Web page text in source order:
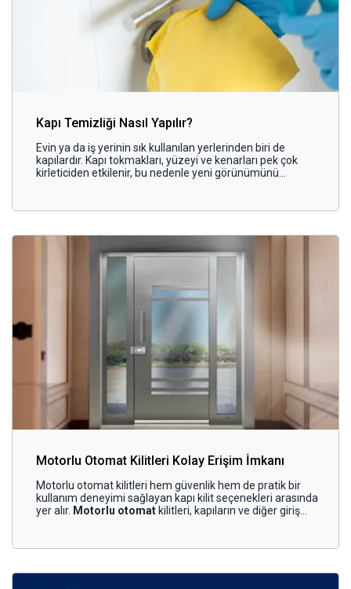
Kapı Temizliği Nasıl Yapılır?
Evin ya da iş yerinin sık kullanılan yerlerinden biri de
kapılardır. Kapı tokmakları, yüzeyi ve kenarları pek çok
kirleticiden etkilenir, bu nedenle yeni görünümünü
Motorlu Otomat Kilitleri Kolay Erişim İmkanı
Motorlu otomat kilitleri hem güvenlik hem de pratik bir
kullanım deneyimi sağlayan kapı kilit seçenekleri arasında
yer alır. Motorlu otomat kilitleri, kapıların ve diğer giriş